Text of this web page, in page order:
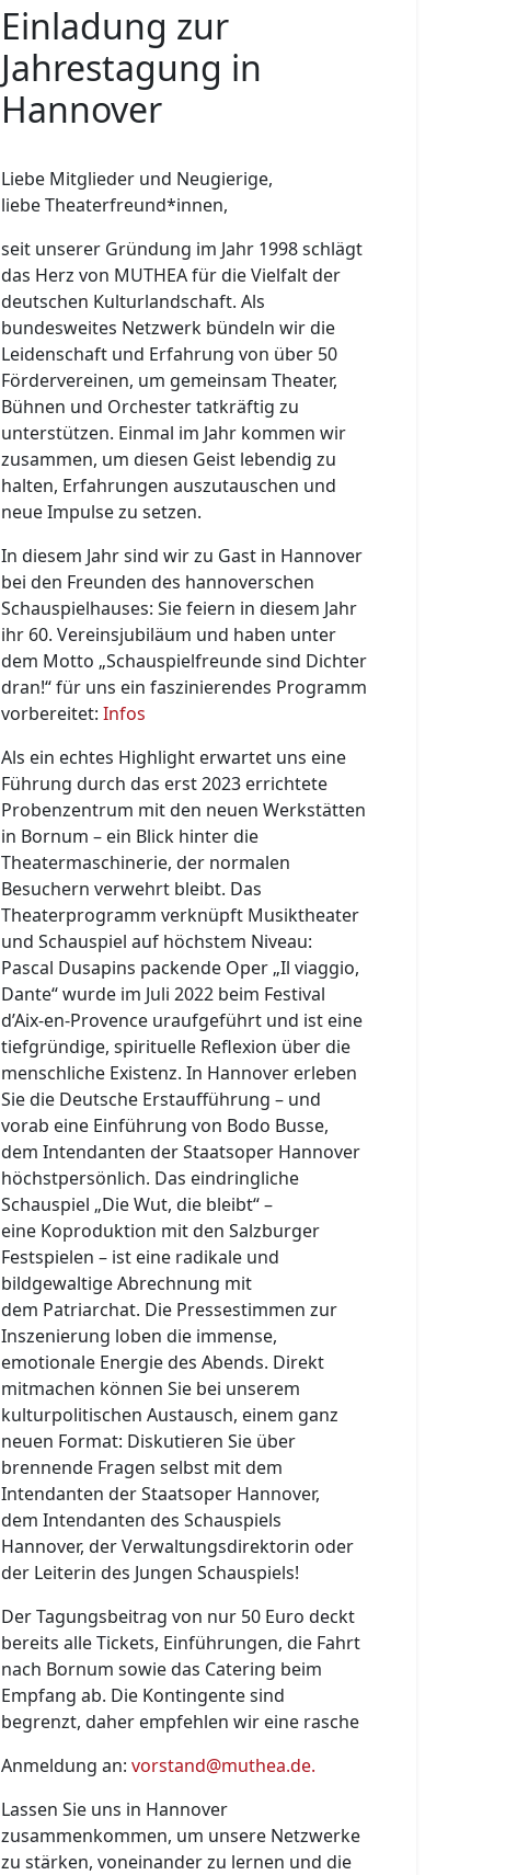
Einladung zur
Jahrestagung in
Hannover
Liebe Mitglieder und Neugierige,
liebe Theaterfreund*innen,
seit unserer Gründung im Jahr 1998 schlägt
das Herz von MUTHEA für die Vielfalt der
deutschen Kulturlandschaft. Als
bundesweites Netzwerk bündeln wir die
Leidenschaft und Erfahrung von über 50
Fördervereinen, um gemeinsam Theater,
Bühnen und Orchester tatkräftig zu
unterstützen. Einmal im Jahr kommen wir
zusammen, um diesen Geist lebendig zu
halten, Erfahrungen auszutauschen und
neue Impulse zu setzen.
In diesem Jahr sind wir zu Gast in Hannover
bei den Freunden des hannoverschen
Schauspielhauses: Sie feiern in diesem Jahr
ihr 60. Vereinsjubiläum und haben unter
dem Motto „Schauspielfreunde sind Dichter
dran!“ für uns ein faszinierendes Programm
vorbereitet:Infos
Als ein echtes Highlight erwartet uns eine
Führung durch das erst 2023 errichtete
Probenzentrum mit den neuen Werkstätten
in Bornum – ein Blick hinter die
Theatermaschinerie, der normalen
Besuchern verwehrt bleibt. Das
Theaterprogramm verknüpft Musiktheater
und Schauspiel auf höchstem Niveau:
Pascal Dusapins packende Oper „Il viaggio,
Dante“ wurde im Juli 2022 beim Festival
d’Aix-en-Provence uraufgeführt und ist eine
tiefgründige, spirituelle Reflexion über die
menschliche Existenz. In Hannover erleben
Sie die Deutsche Erstaufführung – und
vorab eine Einführung von Bodo Busse,
dem Intendanten der Staatsoper Hannover
höchstpersönlich. Das eindringliche
Schauspiel „Die Wut, die bleibt“ –
eine Koproduktion mit den Salzburger
Festspielen – ist eine radikale und
bildgewaltige Abrechnung mit
dem Patriarchat. Die Pressestimmen zur
Inszenierung loben die immense,
emotionale Energie des Abends. Direkt
mitmachen können Sie bei unserem
kulturpolitischen Austausch, einem ganz
neuen Format: Diskutieren Sie über
brennende Fragen selbst mit dem
Intendanten der Staatsoper Hannover,
dem Intendanten des Schauspiels
Hannover, der Verwaltungsdirektorin oder
der Leiterin des Jungen Schauspiels!
Der Tagungsbeitrag von nur 50 Euro deckt
bereits alle Tickets, Einführungen, die Fahrt
nach Bornum sowie das Catering beim
Empfang ab. Die Kontingente sind
begrenzt, daher empfehlen wir eine rasche
Anmeldung an:vorstand@muthea.de.
Lassen Sie uns in Hannover
zusammenkommen, um unsere Netzwerke
zu stärken, voneinander zu lernen und die